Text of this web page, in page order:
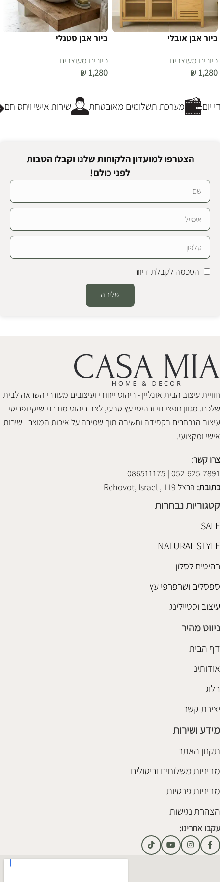
כיור אבן אובלי
כיורים מעוצבים
₪ 1,280
כיור אבן סטנלי
כיורים מעוצבים
₪ 1,280
שירות אישי ויחס חם מערכת תשלומים מאובטחת
הצטרפו למועדון הלקוחות שלנו וקבלו הטבות
לפני כולם!
הסכמה לקבלת דיוור
שליחה
חוויית עיצוב הבית אונליין - ריהוט ייחודי ועיצובים מעוררי השראה לבית
שלכם. מגוון חפצי נוי ורהיטי עץ טבעי, לצד ריהוט מודרני שיקי ופריטי
עיצוב הנבחרים בקפידה וחשיבה תוך שמירה על איכות המוצר - שירות
אישי ומקצועי.
צרו קשר:
052-625-7891 | 086511175
כתובת: הרצל 119 , Rehovot, Israel
קטגוריות נבחרות
SALE
NATURAL STYLE
רהיטים לסלון
ספסלים ושרפרפי עץ
עיצוב וסטיילינג
ניווט מהיר
דף הבית
אודותינו
בלוג
יצירת קשר
מידע ושירות
תקנון האתר
מדיניות משלוחים וביטולים
מדיניות פרטיות
הצהרת נגישות
עקבו אחרינו: